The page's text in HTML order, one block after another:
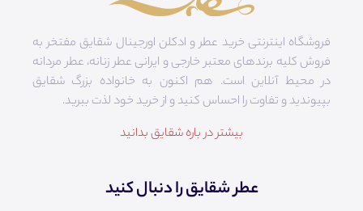
فروشگاه اینترنتی خرید عطر و ادکلن اورجینال شقایق مفتخر به
فروش کلیه برندهای معتبر خارجی و ایرانی عطر زنانه، عطر مردانه
در محیط آنلاین است. هم‌ اکنون به خانواده بزرگ شقایق
بپیوندید و تفاوت را احساس کنید و از خرید خود لذت ببرید.
بیشتر در باره شقایق بدانید
عطر شقایق را دنبال کنید